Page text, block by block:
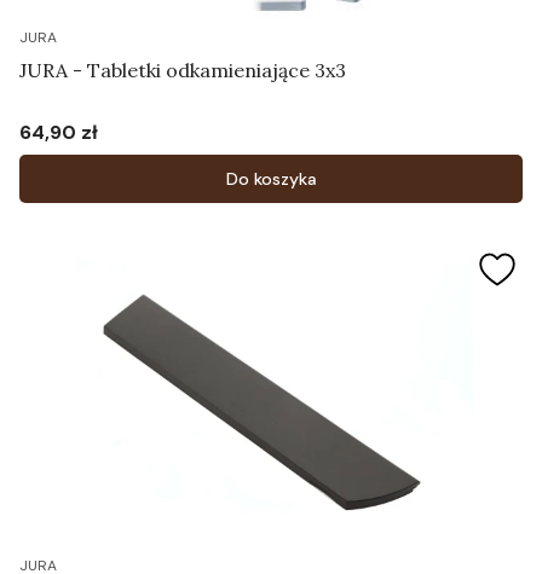
JURA
JURA - Tabletki odkamieniające 3x3
Cena
64,90 zł
Do koszyka
JURA